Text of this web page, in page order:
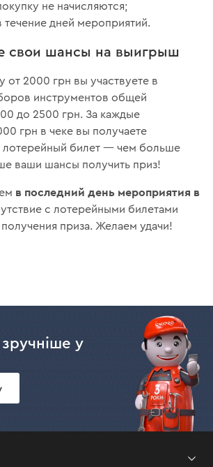
не начисляются;
течение дней мероприятий.
свои шансы на выигрыш
от 2000 грн вы участвуете в
инструментов общей
до 2500 грн. За каждые
грн в чеке вы получаете
лотерейный билет — чем больше
ваши шансы получить приз!
в последний день мероприятия в
с лотерейными билетами
приза. Желаем удачи!
у